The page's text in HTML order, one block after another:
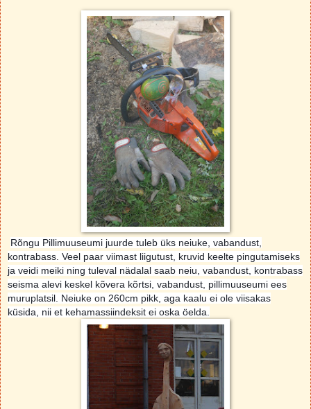
Rõngu Pillimuuseumi juurde tuleb üks neiuke, vabandust,
kontrabass. Veel paar viimast liigutust, kruvid keelte pingutamiseks
ja veidi meiki ning tuleval nädalal saab neiu, vabandust, kontrabass
seisma alevi keskel kõvera kõrtsi, vabandust, pillimuuseumi ees
muruplatsil. Neiuke on 260cm pikk, aga kaalu ei ole viisakas
küsida, nii et kehamassiindeksit ei oska öelda.